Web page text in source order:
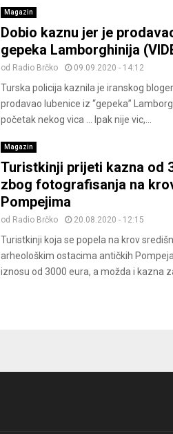
Magazin
Dobio kaznu jer je
gepeka Lamborghinija
od Radio Brčko 09.09.2020 - 14:12
Turska policija kaznila je iranskog
prodavao lubenice iz “gepeka”
početak nekog vica … Ipak nije vic,...
Magazin
Turistkinji prijeti kazna od
zbog fotografisanja na
Pompejima
od Radio Brčko 20.08.2020 - 12:15
Turistkinji koja se popela na krov
arheološkim ostacima antičkih
iznosu od 3000 eura, a možda i kazna